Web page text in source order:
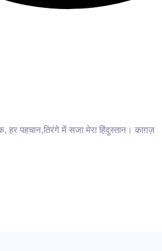
पहचान,तिरंगे में सजा मेरा हिंदुस्तान। काग़ज़